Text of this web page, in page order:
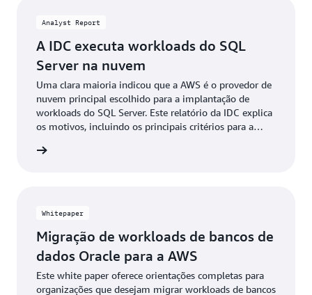
Analyst Report
A IDC executa workloads do SQL
Server na nuvem
Uma clara maioria indicou que a AWS é o provedor de
nuvem principal escolhido para a implantação de
workloads do SQL Server. Este relatório da IDC explica
os motivos, incluindo os principais critérios para a
opções para o uso da Nuvem AWS, além de
Whitepaper
Migração de workloads de bancos de
dados Oracle para a AWS
Este white paper oferece orientações completas para
organizações que desejam migrar workloads de bancos